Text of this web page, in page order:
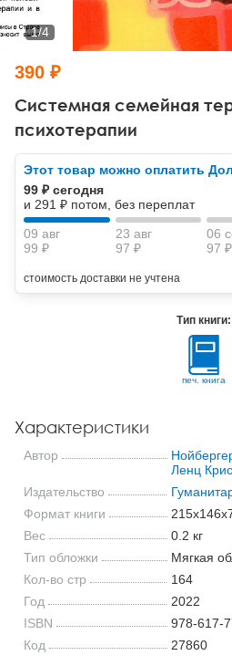
Тревожные расстройства,
Психодрама
Другие направления
Классический, эриксоновский
НЛП
Психология труда и эргономика
Социальная психология
Социальная и
Классический и юнгианский
Системная семейная
психотерапии
1/4
390 ₽
Этот товар можно оплатить
99 ₽ сегодня
и 291 ₽ потом, без переплат
09 авг
99 ₽
23 авг
97 ₽
06
97 ₽
стоимость доставки не учтена
Тип книги:
печ. книга
Характеристики
Автор
Ленц
Издательство
Формат книги
Вес
0.2 кг
Тип обложки
Мягкая
Кол-во стр
164
Год
2022
ISBN
978-617-
Код
27860